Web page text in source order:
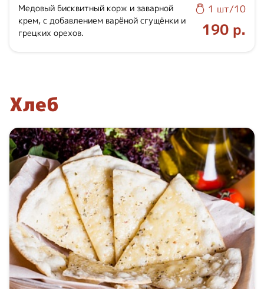
Медовый бисквитный корж и заварной
крем, с добавлением варёной сгущёнки и
грецких орехов.
1 шт/10
190 р.
Хлеб